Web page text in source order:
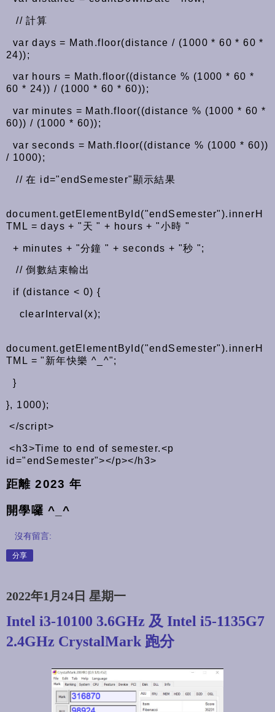
// 計算
var days = Math.floor(distance / (1000 * 60 * 60 *
24));
var hours = Math.floor((distance % (1000 * 60 *
60 * 24)) / (1000 * 60 * 60));
var minutes = Math.floor((distance % (1000 * 60 *
60)) / (1000 * 60));
var seconds = Math.floor((distance % (1000 * 60))
/ 1000);
// 在 id="endSemester"顯示結果
document.getElementById("endSemester").innerH
TML = days + " 天 " + hours + "小時 "
+ minutes + "分鐘 " + seconds + "秒 ";
// 倒數結束輸出
if (distance < 0) {
clearInterval(x);
document.getElementById("endSemester").innerH
TML = "新年快樂 ^_^";
}
}, 1000);
</script>
<h3>Time to end of semester.<p
id="endSemester"></p></h3>
距離 2023 年
開學囉 ^_^
沒有留言:
分享
2022年1月24日 星期一
Intel i3-10100 3.6GHz 及 Intel i5-1135G7
2.4GHz CrystalMark 跑分